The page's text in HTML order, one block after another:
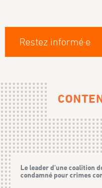
Restez informé·e
Le leader d’une coalition
condamné pour crimes